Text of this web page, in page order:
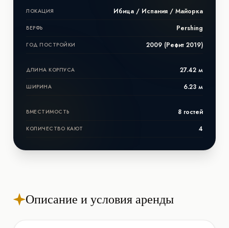
ЛОКАЦИЯ Ибица / Испания / Майорка
ВЕРФЬ Pershing
ГОД ПОСТРОЙКИ 2009 (Рефит 2019)
ДЛИНА КОРПУСА 27.42 м
ШИРИНА 6.23 м
ВМЕСТИМОСТЬ 8 гостей
КОЛИЧЕСТВО КАЮТ 4
Описание и условия аренды